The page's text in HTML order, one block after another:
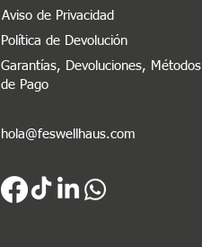
Aviso de Privacidad
Política de Devolución
Garantías, Devoluciones, Métodos
de Pago
hola@feswellhaus.com